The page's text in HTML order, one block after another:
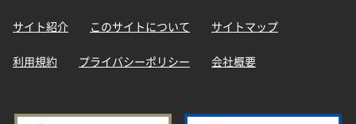
サイト紹介 このサイトについて サイトマップ
利用規約 プライバシーポリシー 会社概要